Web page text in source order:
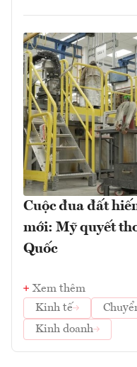
Cuộc đua đất
mới: Mỹ quyết
Quốc
Xem thêm
Kinh tế
Kinh doanh